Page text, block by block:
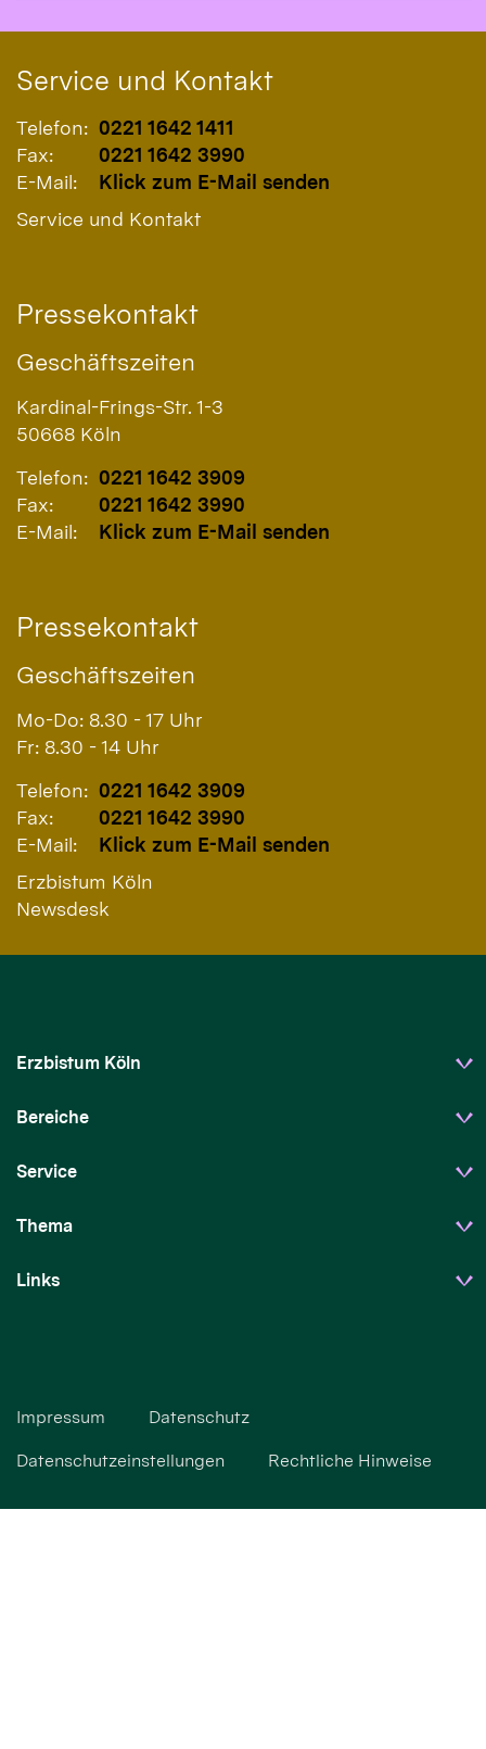
Service und Kontakt
Telefon: 0221 1642 1411
Fax:
0221 1642 3990
E-Mail:
Klick zum E-Mail senden
Service und Kontakt
Pressekontakt
Geschäftszeiten
Kardinal-Frings-Str. 1-3
50668 Köln
Telefon: 0221 1642 3909
Fax:
0221 1642 3990
E-Mail:
Klick zum E-Mail senden
Pressekontakt
Geschäftszeiten
Mo-Do: 8.30 - 17 Uhr
Fr: 8.30 - 14 Uhr
Telefon: 0221 1642 3909
Fax:
0221 1642 3990
E-Mail:
Klick zum E-Mail senden
Erzbistum Köln
Newsdesk
Erzbistum Köln
Bereiche
Service
Thema
Links
Impressum Datenschutz
Datenschutzeinstellungen Rechtliche Hinweise